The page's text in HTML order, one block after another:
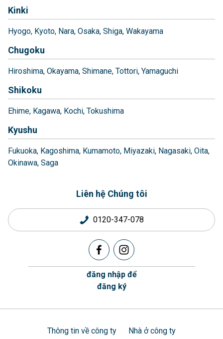
Kinki
Hyogo Kyoto Nara Osaka Shiga Wakayama
Chugoku
Hiroshima Okayama Shimane Tottori Yamaguchi
Shikoku
Ehime Kagawa Kochi Tokushima
Kyushu
Fukuoka Kagoshima Kumamoto Miyazaki Nagasaki Oita
Okinawa Saga
Liên hệ Chúng tôi
0120-347-078
đăng nhập để
đăng ký
Thông tin về công ty Nhà ở công ty